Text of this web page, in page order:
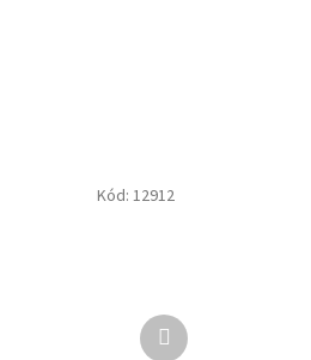
Kód: 12912
Další
produkt